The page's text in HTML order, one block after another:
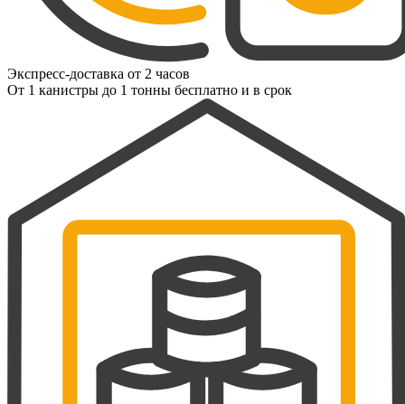
Экспресс-доставка от 2 часов
От 1 канистры до 1 тонны бесплатно и в срок